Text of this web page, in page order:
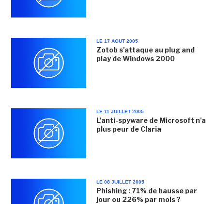
LE 17 AOUT 2005
Zotob s'attaque au plug and
play de Windows 2000
LE 11 JUILLET 2005
L'anti-spyware de Microsoft n'a
plus peur de Claria
LE 08 JUILLET 2005
Phishing : 71% de hausse par
jour ou 226% par mois ?